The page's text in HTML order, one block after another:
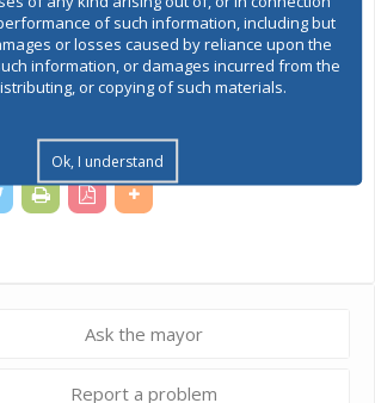
Делчево –
Градоначалник
Ask the mayor
Report a problem
of such information, including but
or losses caused by reliance upon the
information, or damages incurred from the
or copying of such materials.
Ok, I understand